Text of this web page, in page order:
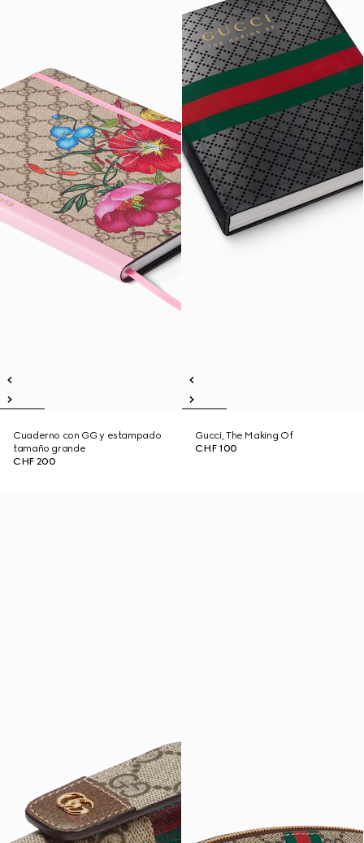
Cuaderno con GG y estampado
tamaño grande
CHF 200
Gucci, The Making Of
CHF 100